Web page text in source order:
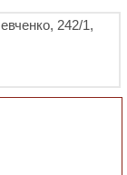
242/1,